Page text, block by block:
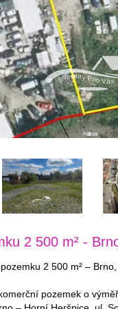
2 500 m² -
2 500 m² –
pozemek o